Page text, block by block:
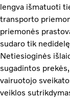
lengva išmatuoti
transporto
priemonės
sudaro tik
Netiesioginės
sugadintos
vairuotojo
veiklos